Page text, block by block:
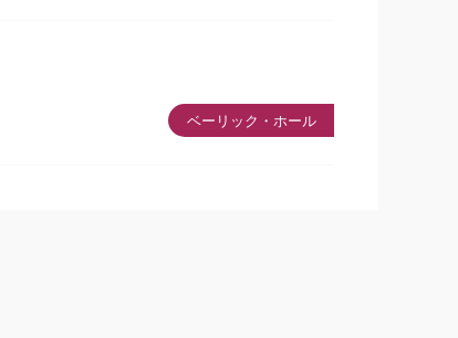
ベーリック・ホール